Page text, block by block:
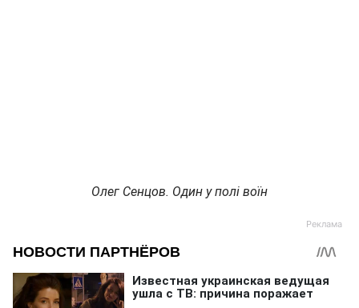
Олег Сенцов. Один у полі воїн